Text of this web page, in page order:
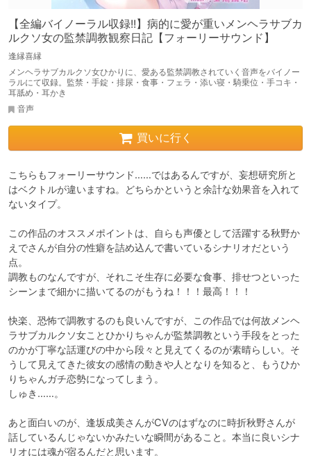
【全編バイノーラル収録!!】病的に愛が重いメンヘラサブカ
ルクソ女の監禁調教観察日記【フォーリーサウンド】
逢縁喜縁
メンヘラサブカルクソ女ひかりに、愛ある監禁調教されていく音声をバイノー
ラルにて収録。監禁・手錠・排尿・食事・フェラ・添い寝・騎乗位・手コキ・
耳舐め・耳かき
音声
買いに行く
こちらもフォーリーサウンド……ではあるんですが、妄想研究所と
はベクトルが違いますね。どちらかというと余計な効果音を入れて
ないタイプ。
この作品のオススメポイントは、自らも声優として活躍する秋野か
えでさんが自分の性癖を詰め込んで書いているシナリオだという
点。
調教ものなんですが、それこそ生存に必要な食事、排せつといった
シーンまで細かに描いてるのがもうね！！！最高！！！
快楽、恐怖で調教するのも良いんですが、この作品では何故メンヘ
ラサブカルクソ女ことひかりちゃんが監禁調教という手段をとった
のかが丁寧な話運びの中から段々と見えてくるのが素晴らしい。そ
うして見えてきた彼女の感情の動きや人となりを知ると、もうひか
りちゃんガチ恋勢になってしまう。
しゅき……。
あと面白いのが、逢坂成美さんがCVのはずなのに時折秋野さんが
話しているんじゃないかみたいな瞬間があること。本当に良いシナ
リオには魂が宿るんだと思います。